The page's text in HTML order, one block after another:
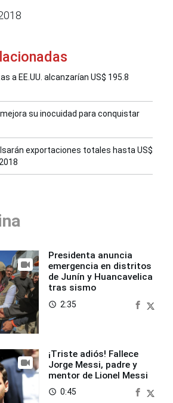
a EE.UU. alcanzarían US$ 195.8
su inocuidad para conquistar
exportaciones totales hasta US$
Presidenta anuncia
emergencia en distritos
de Junín y Huancavelica
tras sismo
access_time 2:35
¡Triste adiós! Fallece
Jorge Messi, padre y
mentor de Lionel Messi
access_time 0:45